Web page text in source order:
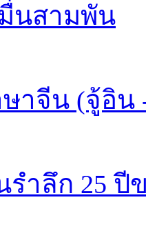
นสามพัน
าจีน (จู้อิน
รำลึก 25 ปี